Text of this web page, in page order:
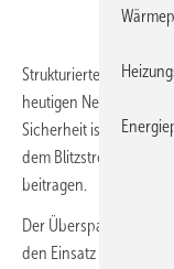
Strukturierte
heutigen
Sicherheit ist in diesem
dem Blitzstrom- und
beitragen.
Der
den Einsatz im